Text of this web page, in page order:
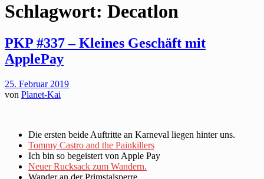
Schlagwort: Decatlon
PKP #337 – Kleines Geschäft mit
ApplePay
25. Februar 2019
von Planet-Kai
Die ersten beide Auftritte an Karneval liegen hinter uns.
Tommy Castro and the Painkillers
Ich bin so begeistert von Apple Pay
Neuer Rucksack zum Wandern.
Wander an der Primstalsperre